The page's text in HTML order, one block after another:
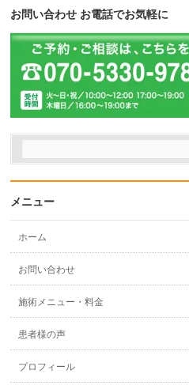
お問い合わせ お電話でお気軽に
メニュー
ホーム
お問い合わせ
施術メニュー・料金
患者様の声
プロフィール